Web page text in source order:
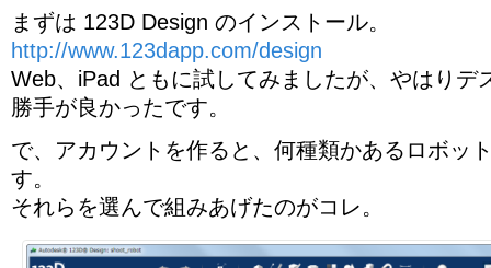
まずは 123D Design のインストール。
http://www.123dapp.com/design
Web、iPad ともに試してみましたが、やはりデ
勝手が良かったです。
で、アカウントを作ると、何種類かあるロボッ
す。
それらを選んで組みあげたのがコレ。